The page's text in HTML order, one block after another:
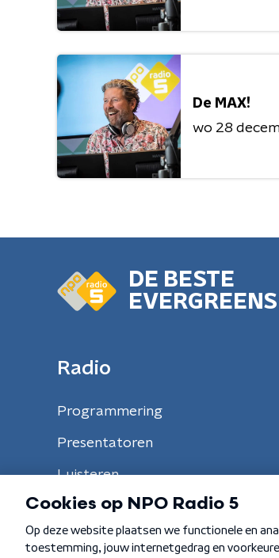
De MAX!
wo 28
DE BESTE
EVERGREENS
Radio
Programmering
Presentatoren
Luisteren